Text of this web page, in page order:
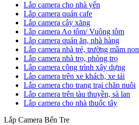
Lắp camera cho nhà yến
Lắp camera quán cafe
Lắp camera cây xăng
Lắp camera Ao tôm/ Vuông tôm
Lắp camera quán ăn, nhà hàng
Lắp camera nhà trẻ, trường mầm non
Lắp camera nhà trọ, phòng trọ
Lắp camera công trình xây dựng
Lắp camera trên xe khách, xe tải
Lắp camera cho trang trại chăn nuôi
Lắp camera trên tàu thuyền, sà lan
Lắp camera cho nhà thuốc tây
Lắp Camera Bến Tre